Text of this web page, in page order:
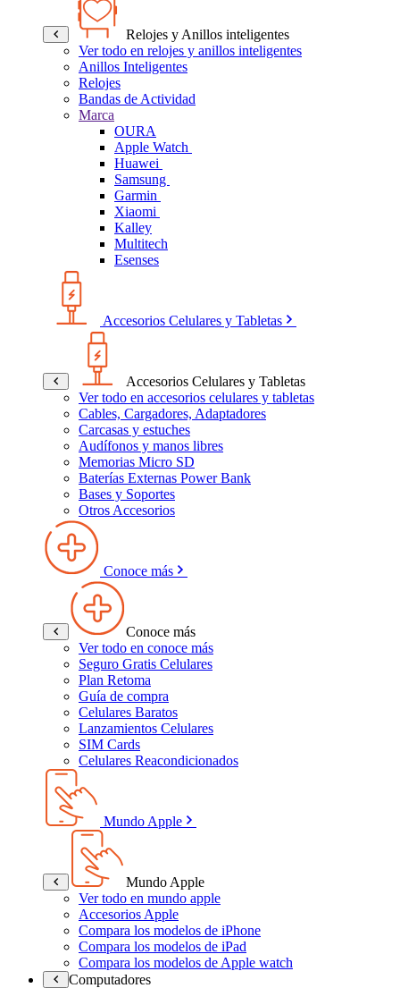
Relojes y Anillos inteligentes
Ver todo en relojes y anillos inteligentes
Anillos Inteligentes
Relojes
Bandas de Actividad
Marca
OURA
Apple Watch
Huawei
Samsung
Garmin
Xiaomi
Kalley
Multitech
Esenses
Accesorios Celulares y Tabletas
Accesorios Celulares y Tabletas
Ver todo en accesorios celulares y tabletas
Cables, Cargadores, Adaptadores
Carcasas y estuches
Audífonos y manos libres
Memorias Micro SD
Baterías Externas Power Bank
Bases y Soportes
Otros Accesorios
Conoce más
Conoce más
Ver todo en conoce más
Seguro Gratis Celulares
Plan Retoma
Guía de compra
Celulares Baratos
Lanzamientos Celulares
SIM Cards
Celulares Reacondicionados
Mundo Apple
Mundo Apple
Ver todo en mundo apple
Accesorios Apple
Compara los modelos de iPhone
Compara los modelos de iPad
Compara los modelos de Apple watch
Computadores